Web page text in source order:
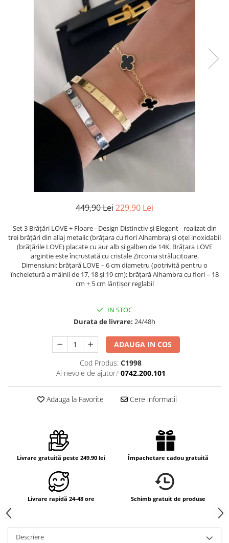
449,90 Lei229,90 Lei
Set 3 Brățări LOVE + Floare - Design Distinctiv și Elegant - realizat din
trei brățări din aliaj metalic (brățara cu flori Alhambra) și oțel inoxidabil
(brățările LOVE) placate cu aur alb și galben de 14K. Brățara LOVE
argintie este încrustată cu cristale Zirconia strălucitoare.
Dimensiuni: brățară LOVE – 6 cm diametru (potrivită pentru o
încheietură a mâinii de 17, 18 și 19 cm); brățară Alhambra cu flori – 18
cm + 5 cm lănțișor reglabil
IN STOC
Durata de livrare: 24/48h
ADAUGA IN COS
Cod Produs: C1998
Ai nevoie de ajutor? 0742.200.101
Adauga la Favorite Cere informatii
Livrare gratuită peste 249.90 lei Împachetare cadou gratuită
Livrare rapidă 24-48 ore Schimb gratuit de produse
Descriere